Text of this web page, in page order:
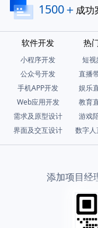
1500＋ 成功
软件开发
小程序开发
公众号开发
手机APP开发
Web应用开发
需求及原型设计
界面及交互设计
热
短视
直播
娱乐
教育
游戏
数字
添加项目经